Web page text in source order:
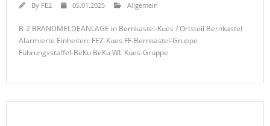
By FE2 05.01.2025 Allgemein
B-2 BRANDMELDEANLAGE in Bernkastel-Kues / Ortsteil Bernkastel
Alarmierte Einheiten: FEZ-Kues FF-Bernkastel-Gruppe
Führungsstaffel-BeKu BeKu WL Kues-Gruppe